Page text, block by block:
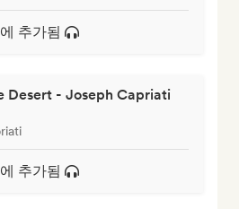
추가됨
Desert - Joseph Capriati
추가됨